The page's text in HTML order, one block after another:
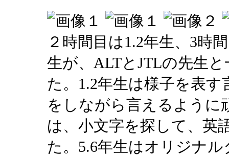
２時間目は1.2年生、3時
生が、ALTとJTLの先生
た。1.2年生は様子を表
をしながら言えるように
は、小文字を探して、英
た。5.6年生はオリジナ